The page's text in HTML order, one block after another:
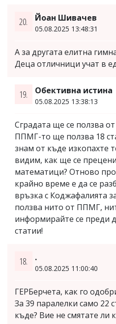
20. Йоан Шивачев
05.08.2025 13:48:31
А за другата елитна
Деца отличници учат в
19. Обективна истина
05.08.2025 13:38:13
Сградата ще се ползва
ППМГ-то ще ползва 18
знам от къде изкопахте
видим, как ще се
математици? Отново
крайно време е да се
връзка с Коджафалията
ползва нито от ППМГ,
информирайте се преди
статии!
18. .
05.08.2025 11:00:40
ГЕРБерчета, как го
За 39 паралелки само 22
къде? Вие не смятате ли